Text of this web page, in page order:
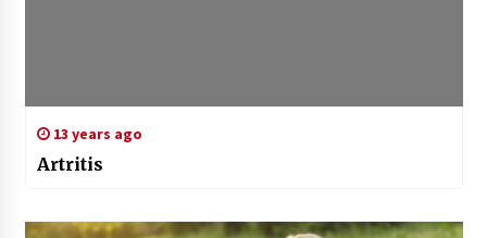
13 years ago
Artritis